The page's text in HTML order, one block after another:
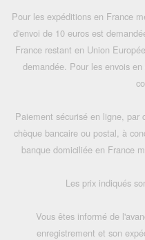
Pour les expéditions en France
d'envoi de 10 euros est
France restant en Union
demandée. Pour les envois
Paiement sécurisé en ligne, par
chèque bancaire ou postal, à
banque domiciliée en France
Les prix indiqués
Vous êtes informé de
enregistrement et son